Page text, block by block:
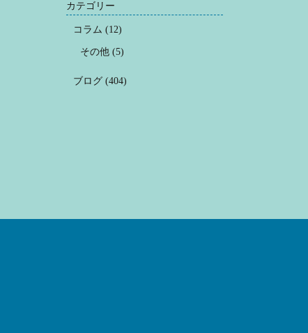
カテゴリー
コラム (12)
その他 (5)
ブログ (404)